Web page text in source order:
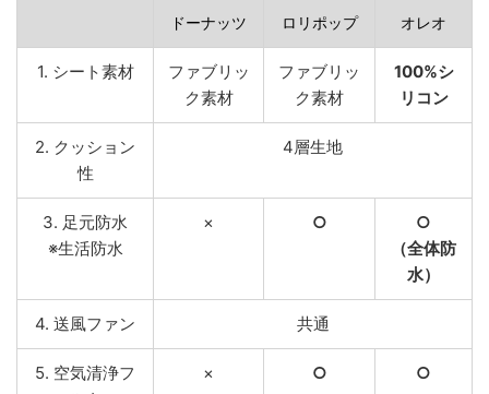
ドーナッツ ロリポップ オレオ
1. シート素材
ファブリッ
ク素材
ファブリッ
ク素材
100%シ
リコン
2. クッション
性
4層生地
3. 足元防水
※生活防水
× ○
○
（全体防
水）
4. 送風ファン 共通
5. 空気清浄フ
× ○ ○